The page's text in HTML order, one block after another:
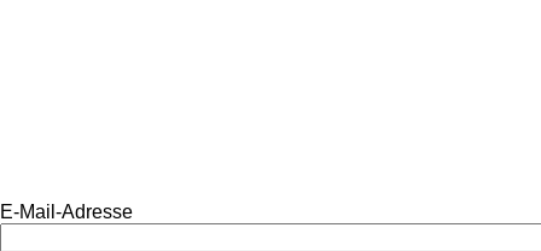
E-Mail-Adresse